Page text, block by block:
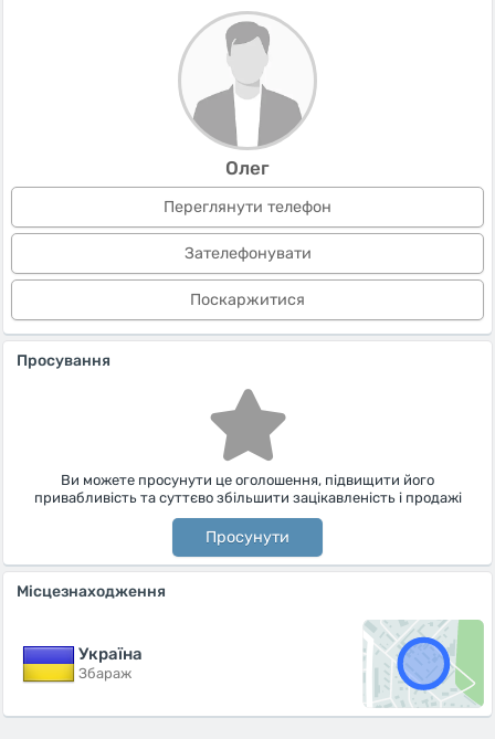
Олег
Переглянути телефон
Зателефонувати
Поскаржитися
Просування
Ви можете просунути це оголошення, підвищити його
привабливість та суттєво збільшити зацікавленість і продажі
Просунути
Місцезнаходження
Україна
Збараж